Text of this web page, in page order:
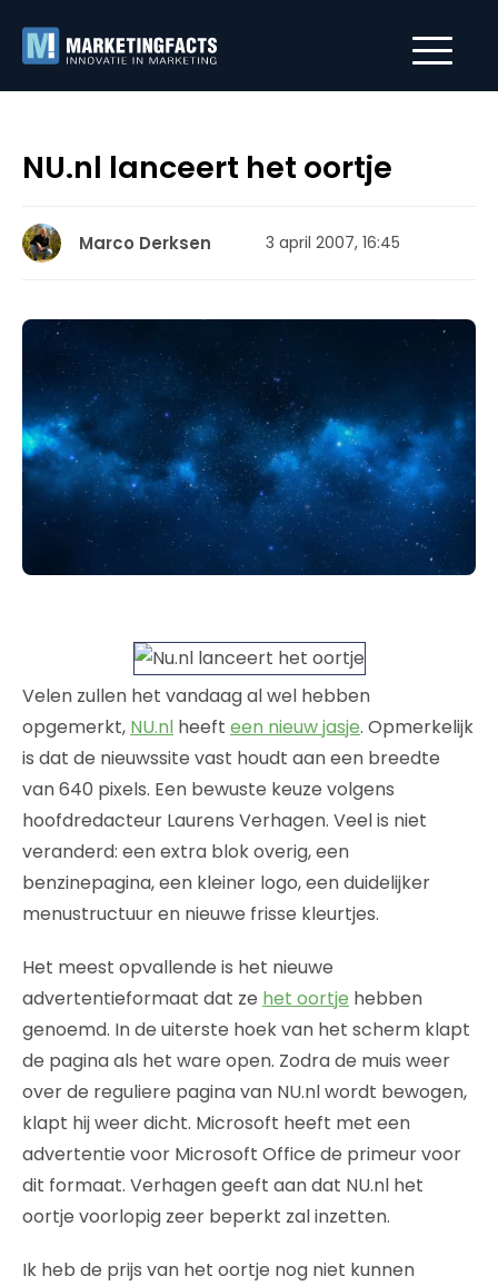
NU.nl lanceert het oortje
Marco Derksen 3 april 2007, 16:45
Velen zullen het vandaag al wel hebben
opgemerkt, NU.nl heeft een nieuw jasje. Opmerkelijk
is dat de nieuwssite vast houdt aan een breedte
van 640 pixels. Een bewuste keuze volgens
hoofdredacteur Laurens Verhagen. Veel is niet
veranderd: een extra blok overig, een
benzinepagina, een kleiner logo, een duidelijker
menustructuur en nieuwe frisse kleurtjes.
Het meest opvallende is het nieuwe
advertentieformaat dat ze het oortje hebben
genoemd. In de uiterste hoek van het scherm klapt
de pagina als het ware open. Zodra de muis weer
over de reguliere pagina van NU.nl wordt bewogen,
klapt hij weer dicht. Microsoft heeft met een
advertentie voor Microsoft Office de primeur voor
dit formaat. Verhagen geeft aan dat NU.nl het
oortje voorlopig zeer beperkt zal inzetten.
Ik heb de prijs van het oortje nog niet kunnen